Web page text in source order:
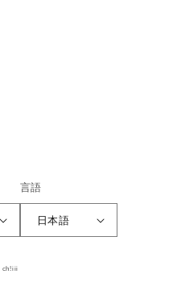
言語
日本語
ch!iii